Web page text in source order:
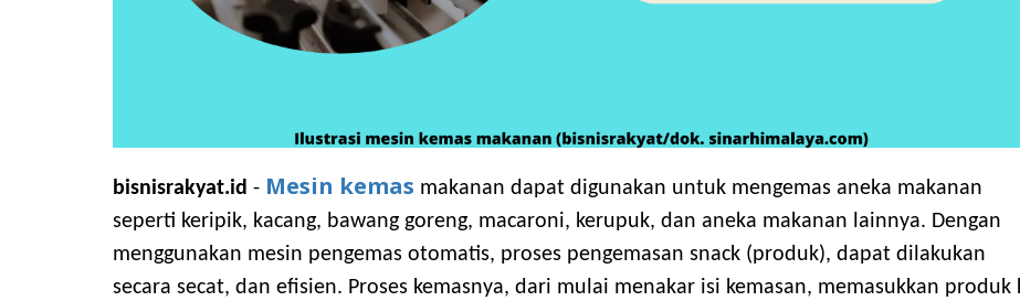
bisnisrakyat.id - Mesin kemas makanan dapat digunakan untuk mengemas aneka makanan
seperti keripik, kacang, bawang goreng, macaroni, kerupuk, dan aneka makanan lainnya. Dengan
menggunakan mesin pengemas otomatis, proses pengemasan snack (produk), dapat dilakukan
secara secat, dan efisien. Proses kemasnya, dari mulai menakar isi kemasan, memasukkan produk